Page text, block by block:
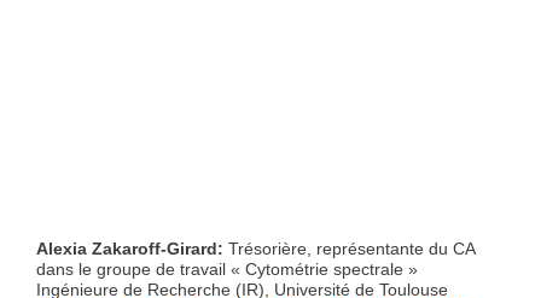
Alexia Zakaroff-Girard: Trésorière, représentante du CA
dans le groupe de travail « Cytométrie spectrale »
Ingénieure de Recherche (IR), Université de Toulouse